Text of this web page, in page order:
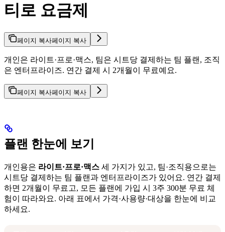
티로 요금제
페이지 복사페이지 복사
개인은 라이트·프로·맥스, 팀은 시트당 결제하는 팀 플랜, 조직
은 엔터프라이즈. 연간 결제 시 2개월이 무료예요.
페이지 복사페이지 복사
플랜 한눈에 보기
개인용은 라이트·프로·맥스 세 가지가 있고, 팀·조직용으로는
시트당 결제하는 팀 플랜과 엔터프라이즈가 있어요. 연간 결제
하면 2개월이 무료고, 모든 플랜에 가입 시 3주 300분 무료 체
험이 따라와요. 아래 표에서 가격·사용량·대상을 한눈에 비교
하세요.